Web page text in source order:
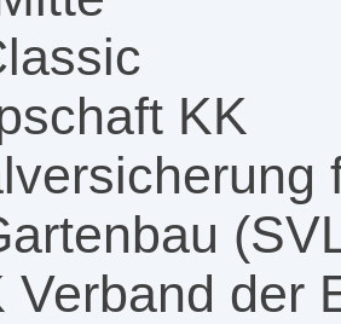
KK
Verband der